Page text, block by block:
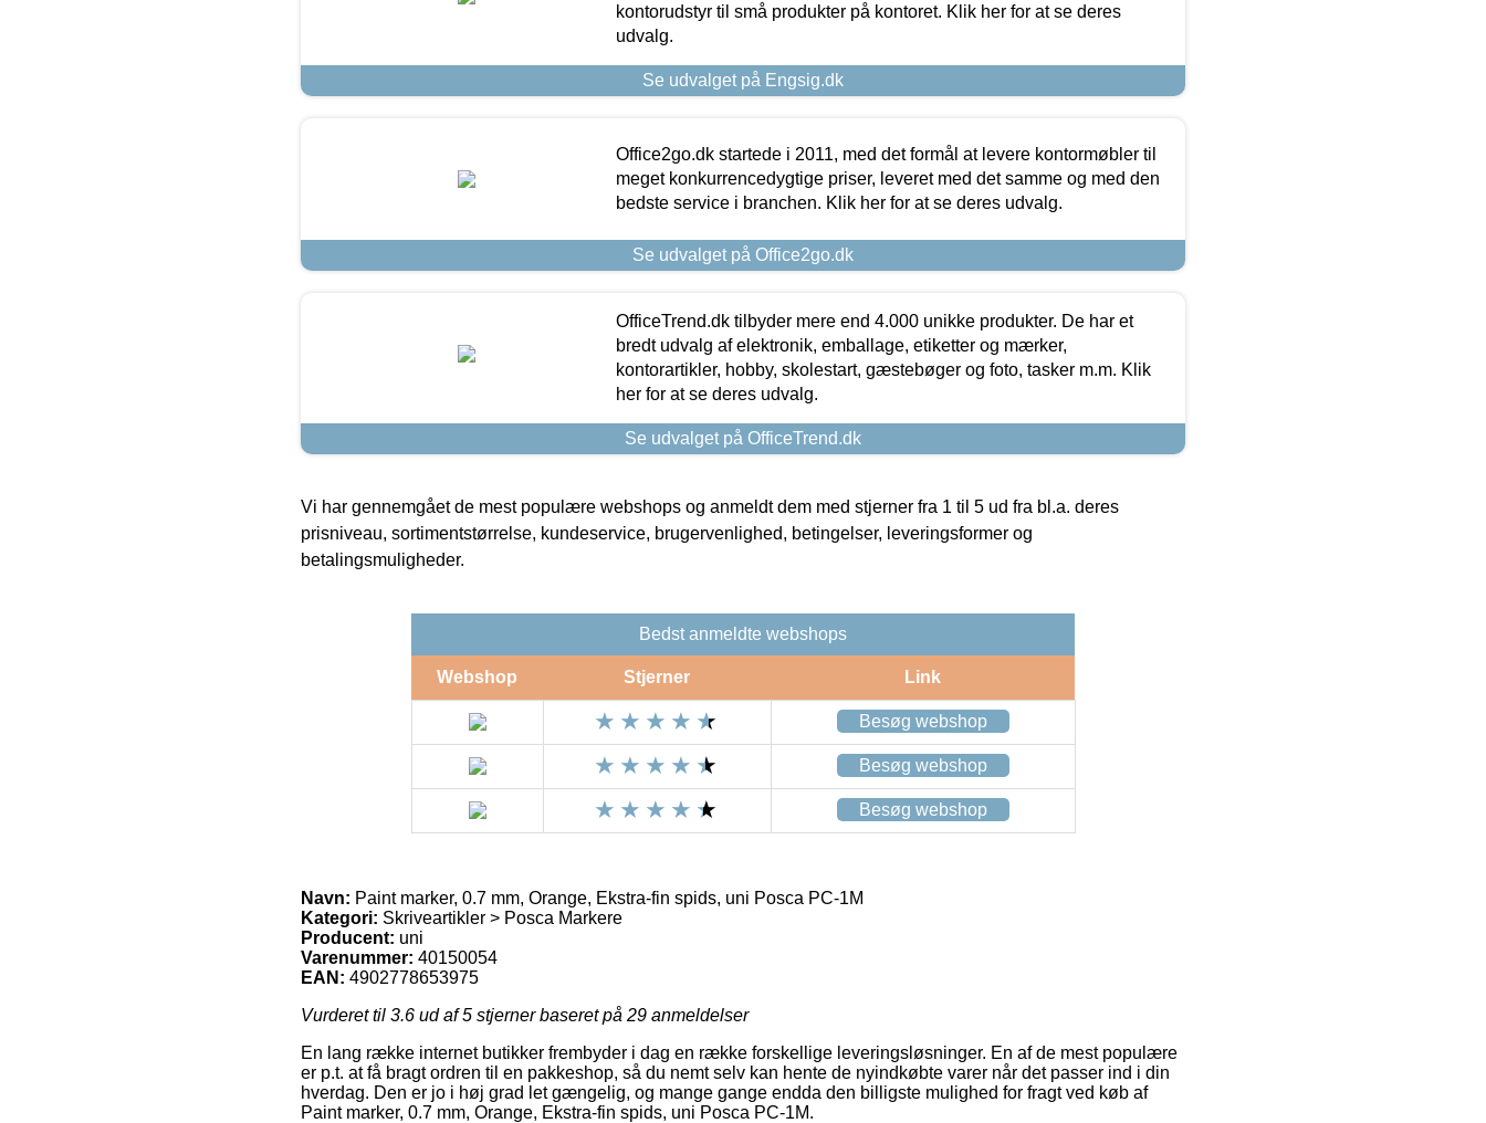
kontorudstyr til små produkter på kontoret. Klik her for at se deres
udvalg.
Se udvalget på Engsig.dk
Office2go.dk startede i 2011, med det formål at levere kontormøbler til
meget konkurrencedygtige priser, leveret med det samme og med den
bedste service i branchen. Klik her for at se deres udvalg.
Se udvalget på Office2go.dk
OfficeTrend.dk tilbyder mere end 4.000 unikke produkter. De har et
bredt udvalg af elektronik, emballage, etiketter og mærker,
kontorartikler, hobby, skolestart, gæstebøger og foto, tasker m.m. Klik
her for at se deres udvalg.
Se udvalget på OfficeTrend.dk
Vi har gennemgået de mest populære webshops og anmeldt dem med stjerner fra 1 til 5 ud fra bl.a. deres
prisniveau, sortimentstørrelse, kundeservice, brugervenlighed, betingelser, leveringsformer og
betalingsmuligheder.
Bedst anmeldte webshops
Webshop Stjerner Link
Besøg webshop
Besøg webshop
Besøg webshop
Navn: Paint marker, 0.7 mm, Orange, Ekstra-fin spids, uni Posca PC-1M
Kategori: Skriveartikler > Posca Markere
Producent: uni
Varenummer: 40150054
EAN: 4902778653975
Vurderet til 3.6 ud af 5 stjerner baseret på 29 anmeldelser
En lang række internet butikker frembyder i dag en række forskellige leveringsløsninger. En af de mest populære
er p.t. at få bragt ordren til en pakkeshop, så du nemt selv kan hente de nyindkøbte varer når det passer ind i din
hverdag. Den er jo i høj grad let gængelig, og mange gange endda den billigste mulighed for fragt ved køb af
Paint marker, 0.7 mm, Orange, Ekstra-fin spids, uni Posca PC-1M.